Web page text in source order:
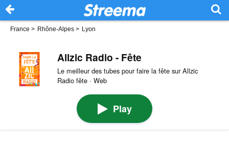
France > Rhône-Alpes > Lyon
Allzic Radio - Fête
Le meilleur des tubes pour faire la fête sur Allzic
Radio fête · Web
Play